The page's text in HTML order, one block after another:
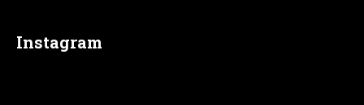
Instagram